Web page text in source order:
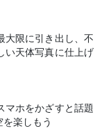
大限に引き出し、不
い天体写真に仕上げ
マホをかざすと話題
楽しもう